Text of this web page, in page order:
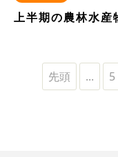
上半期の農林水
先頭 ... 5